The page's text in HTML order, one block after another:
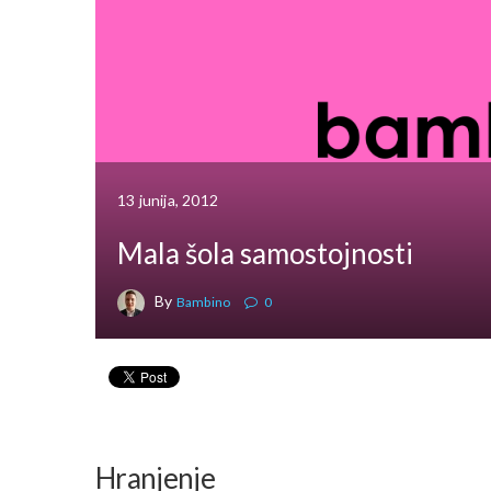
13 junija, 2012
Mala šola samostojnosti
By Bambino 0
Hranjenje